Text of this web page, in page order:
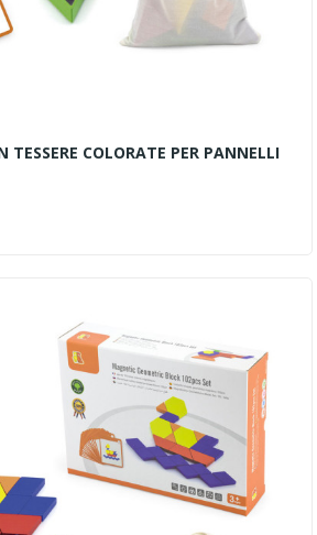
TESSERE COLORATE PER PANNELLI